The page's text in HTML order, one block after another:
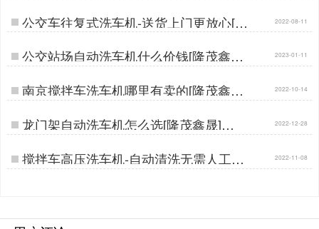
公交车往复式洗车机-送货上门更放心[隆
茂鑫晟]…
2022-08-11
公交站场自动洗车机什么价钱[隆茂鑫晟]
…
2023-01-11
南京搅拌车洗车机哪里有卖的[隆茂鑫晟]
…
2022-10-14
龙门架自动洗车机怎么选[隆茂鑫晟]… 2022-12-28
搅拌车高压洗车机-自动清洗无需人工值
守[隆茂鑫晟]…
2022-11-08